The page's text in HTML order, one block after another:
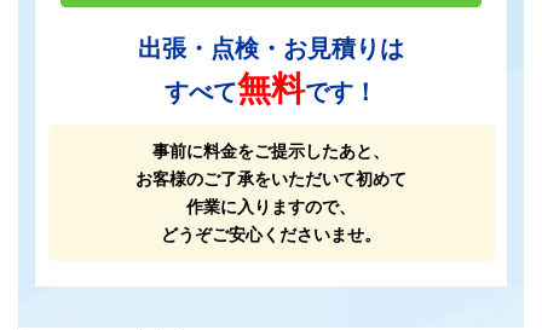
出張・点検・お見積りは
すべて無料です！
事前に料金をご提示したあと、
お客様のご了承をいただいて初めて
作業に入りますので、
どうぞご安心くださいませ。